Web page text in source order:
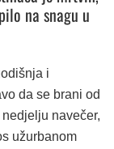
na snagu u
i
da se brani od
navečer,
užurbanom